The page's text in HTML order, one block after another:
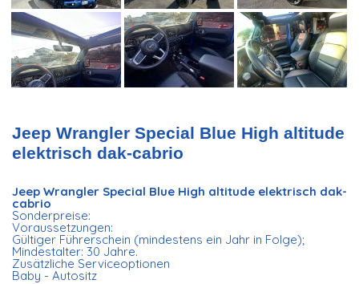
Jeep Wrangler Special Blue High altitude
elektrisch dak-cabrio
Jeep Wrangler Special Blue High altitude elektrisch dak-
cabrio
Sonderpreise:
Voraussetzungen:
Gültiger Führerschein (mindestens ein Jahr in Folge);
Mindestalter: 30 Jahre.
Zusätzliche Serviceoptionen
Baby - Autositz